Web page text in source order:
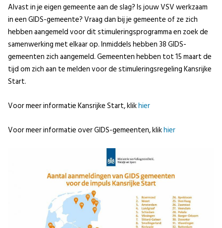
Alvast in je eigen gemeente aan de slag? Is jouw VSV werkzaam
in een GIDS-gemeente? Vraag dan bij je gemeente of ze zich
hebben aangemeld voor dit stimuleringsprogramma en zoek de
samenwerking met elkaar op. Inmiddels hebben 38 GIDS-
gemeenten zich aangemeld. Gemeenten hebben tot 15 maart de
tijd om zich aan te melden voor de stimuleringsregeling Kansrijke
Start.
Voor meer informatie Kansrijke Start, klikhier
Voor meer informatie over GIDS-gemeenten, klikhier